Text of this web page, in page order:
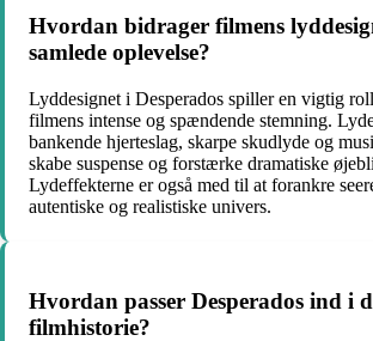
Hvordan bidrager filmens
samlede oplevelse?
Lyddesignet i Desperados spiller en vigtig
filmens intense og spændende stemning.
bankende hjerteslag, skarpe skudlyde og
skabe suspense og forstærke dramatiske
Lydeffekterne er også med til at forankre
autentiske og realistiske univers.
Hvordan passer Desperados ind i
filmhistorie?